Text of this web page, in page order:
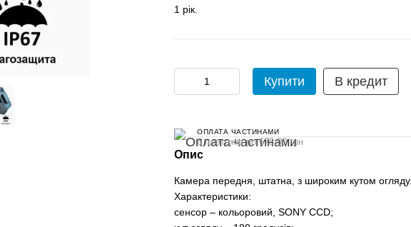
1 рік.
Купити В кредит
ОПЛАТА ЧАСТИНАМИ
6 платежів по 675.00 грн
Опис
Камера передня, штатна, з широким кутом огляду.
Характеристики:
сенсор – кольоровий, SONY CCD;